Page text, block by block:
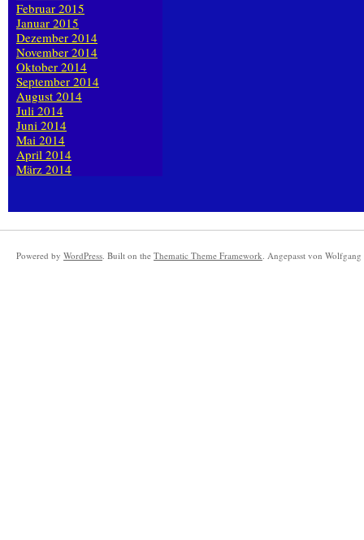
Februar 2015
Januar 2015
Dezember 2014
November 2014
Oktober 2014
September 2014
August 2014
Juli 2014
Juni 2014
Mai 2014
April 2014
März 2014
Powered by WordPress. Built on the Thematic Theme Framework. Angepasst von